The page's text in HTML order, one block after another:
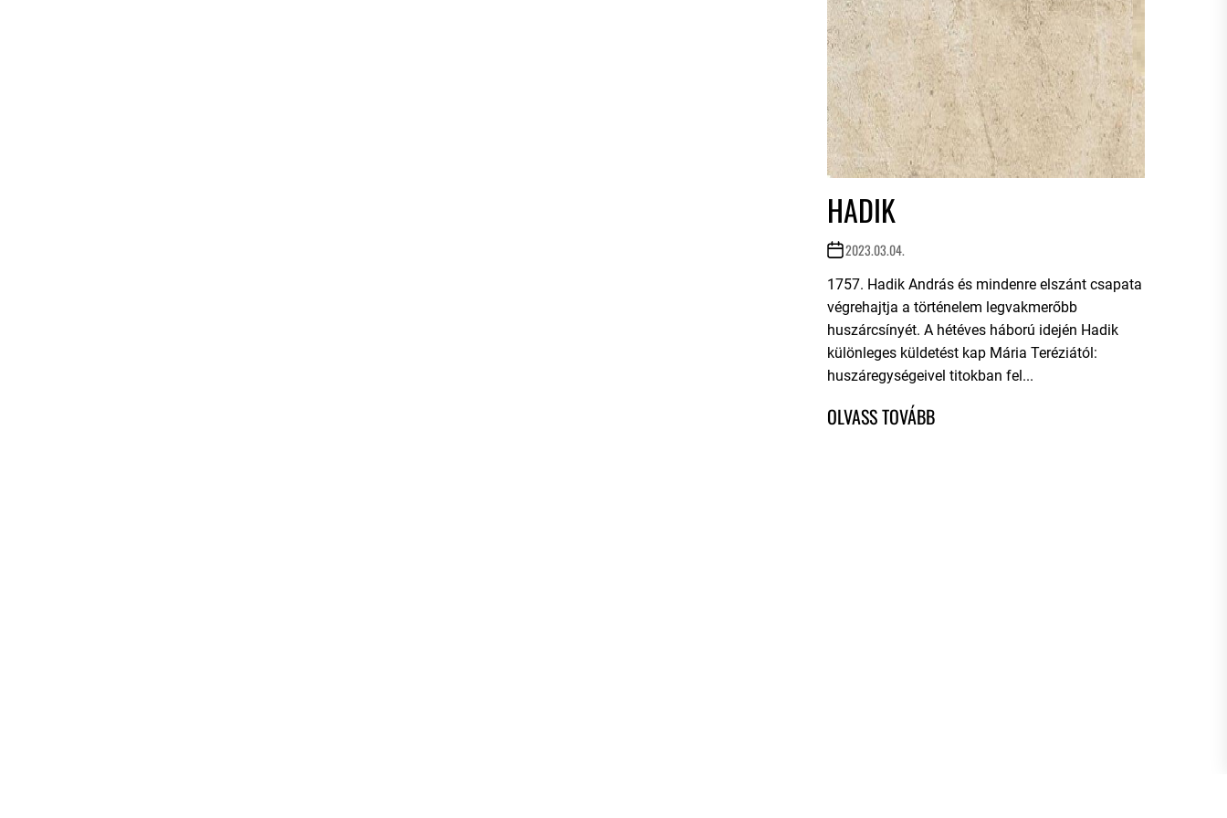
HADIK
2023.03.04.
1757. Hadik András és mindenre elszánt csapata
végrehajtja a történelem legvakmerőbb
huszárcsínyét. A hétéves háború idején Hadik
különleges küldetést kap Mária Teréziától:
huszáregységeivel titokban fel...